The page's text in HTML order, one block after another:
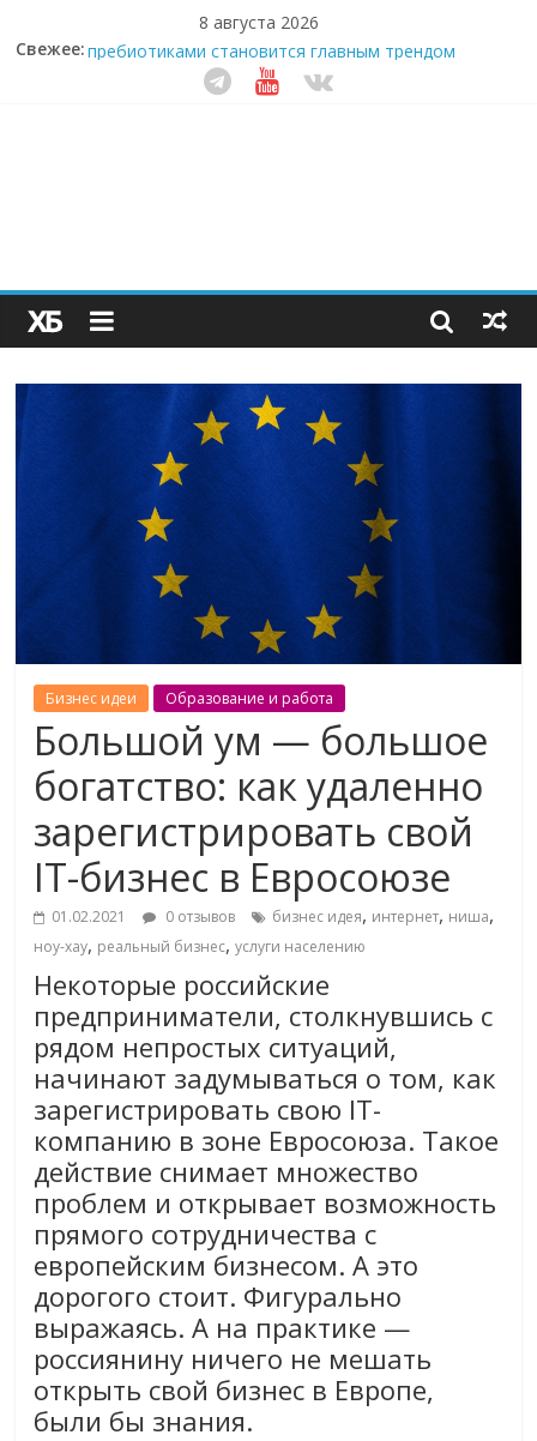
8 августа 2026
Свежее:Секрет супергидратации: почему кокосовая вода с
пребиотиками становится главным трендом
здорового питания
сливки меняют утренний ритуал
Как простая наклейка заставляет миллионы людей
не забывать о самом важном креме этим летом
Бизнес идеи Образование и работа
Большой ум — большое
богатство: как удаленно
зарегистрировать свой
IT-бизнес в Евросоюзе
01.02.2021 0 отзывов бизнес идея, интернет, ниша,
ноу-хау, реальный бизнес,услуги населению
Некоторые российские
предприниматели, столкнувшись с
рядом непростых ситуаций,
начинают задумываться о том, как
зарегистрировать свою IT-
компанию в зоне Евросоюза. Такое
действие снимает множество
проблем и открывает возможность
прямого сотрудничества с
европейским бизнесом. А это
дорогого стоит. Фигурально
выражаясь. А на практике —
россиянину ничего не мешать
открыть свой бизнес в Европе,
были бы знания.